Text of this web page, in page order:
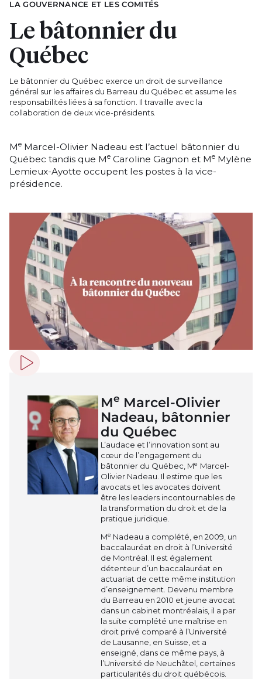
LA GOUVERNANCE ET LES COMITÉS
Le bâtonnier du
Québec
Le bâtonnier du Québec exerce un droit de surveillance
général sur les affaires du Barreau du Québec et assume les
responsabilités liées à sa fonction. Il travaille avec la
collaboration de deux vice-présidents.
Me Marcel-Olivier Nadeau est l’actuel bâtonnier du
Québec tandis que Me Caroline Gagnon et Me Mylène
Lemieux-Ayotte occupent les postes à la vice-
présidence.
Play video
Me Marcel-Olivier
Nadeau, bâtonnier
du Québec
L’audace et l’innovation sont au
cœur de l’engagement du
bâtonnier du Québec, Me Marcel-
Olivier Nadeau. Il estime que les
avocats et les avocates doivent
être les leaders incontournables de
la transformation du droit et de la
pratique juridique.
Me Nadeau a complété, en 2009, un
baccalauréat en droit à l’Université
de Montréal. Il est également
détenteur d’un baccalauréat en
actuariat de cette même institution
d’enseignement. Devenu membre
du Barreau en 2010 et jeune avocat
dans un cabinet montréalais, il a par
la suite complété une maîtrise en
droit privé comparé à l’Université
de Lausanne, en Suisse, et a
enseigné, dans ce même pays, à
l’Université de Neuchâtel, certaines
particularités du droit québécois.